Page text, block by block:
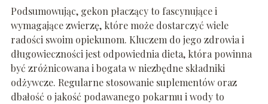
Podsumowując, gekon płaczący to fascynujące i
wymagające zwierzę, które może dostarczyć wiele
radości swoim opiekunom. Kluczem do jego zdrowia i
długowieczności jest odpowiednia dieta, która powinna
być zróżnicowana i bogata w niezbędne składniki
odżywcze. Regularne stosowanie suplementów oraz
dbałość o jakość podawanego pokarmu i wody to